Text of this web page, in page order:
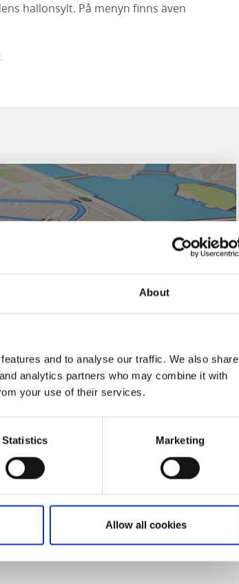
About
and to analyse our traffic. We also share
analytics partners who may combine it with
your use of their services.
Statistics Marketing
Allow all cookies
hallonsylt. På menyn finns även
och